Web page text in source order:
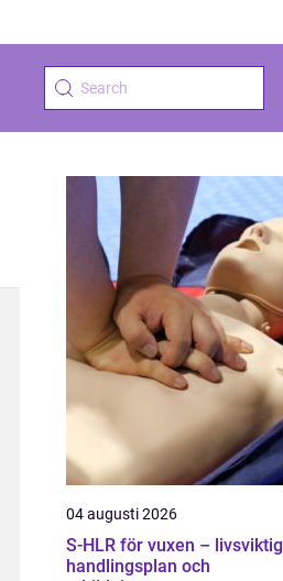
04 augusti 2026
S-HLR för vuxen – livsviktig
handlingsplan och